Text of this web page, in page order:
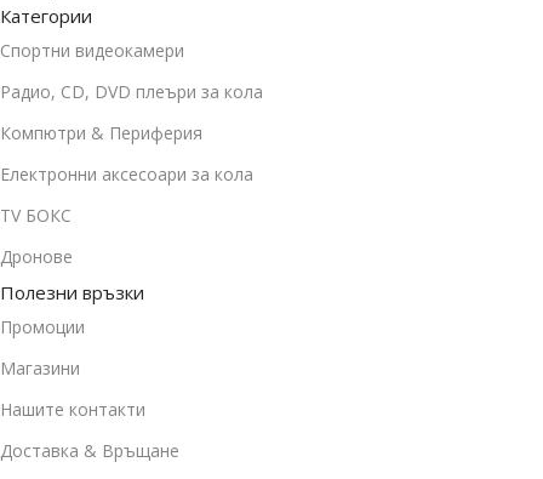
Категории
Спортни видеокамери
Радио, CD, DVD плеъри за кола
Компютри & Периферия
Електронни аксесоари за кола
TV БОКС
Дронове
Полезни връзки
Промоции
Магазини
Нашите контакти
Доставка & Връщане